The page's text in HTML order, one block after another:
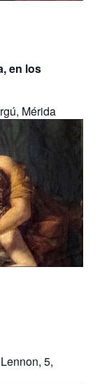
en los
Mérida
5,